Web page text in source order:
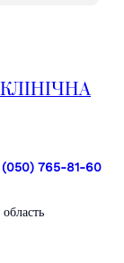
765-81-60